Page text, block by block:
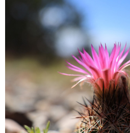
控制环在旋转时具有定位感及操
※ 对于希望在视频拍摄时能够抑
此为有偿服务。详情请咨询佳能